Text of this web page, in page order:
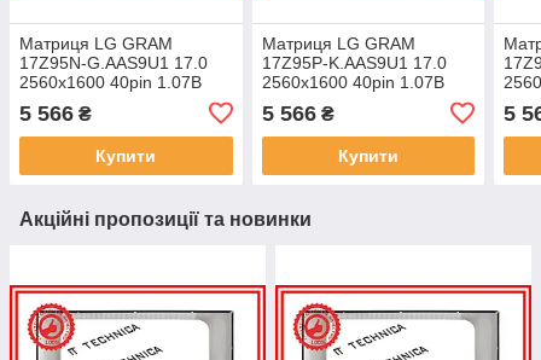
Матриця LG GRAM
17Z95N-G.AAS9U1 17.0
2560x1600 40pin 1.07B
100% sRGB 300 cd/m² для
ноутбука
5 566 ₴
Купити
Матриця LG GRAM
17Z95P-K.AAS9U1 17.0
2560x1600 40pin 1.07B
100% sRGB 300 cd/m² для
ноутбука
5 566₴
Купити
5
Акційні пропозиції та новинки